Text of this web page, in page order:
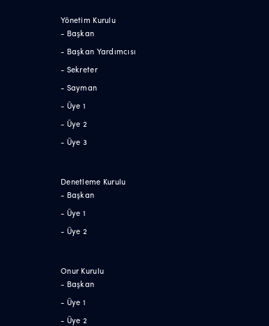
Yönetim Kurulu
- Başkan
- Başkan Yardımcısı
- Sekreter
- Sayman
- Üye 1
- Üye 2
- Üye 3
Denetleme Kurulu
- Başkan
- Üye 1
- Üye 2
Onur Kurulu
- Başkan
- Üye 1
- Üye 2